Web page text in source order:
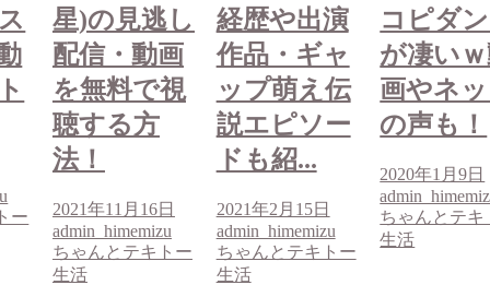
経歴や出演
作品・ギャ
ップ萌え伝
説エピソー
ドも紹...
2021年2月15日
admin_himemizu
ちゃんとテキトー
生活
コピダンス
が凄いｗ動
画やネット
の声も！
2020年1月9日
ちゃんとテキトー
生活
星)の見
配信・
を無料
聴する方
法！
2021年11月16
ちゃんとテキ